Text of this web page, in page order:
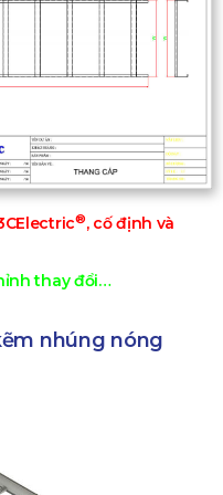
®, cố định và
thay đổi…
nhúng nóng